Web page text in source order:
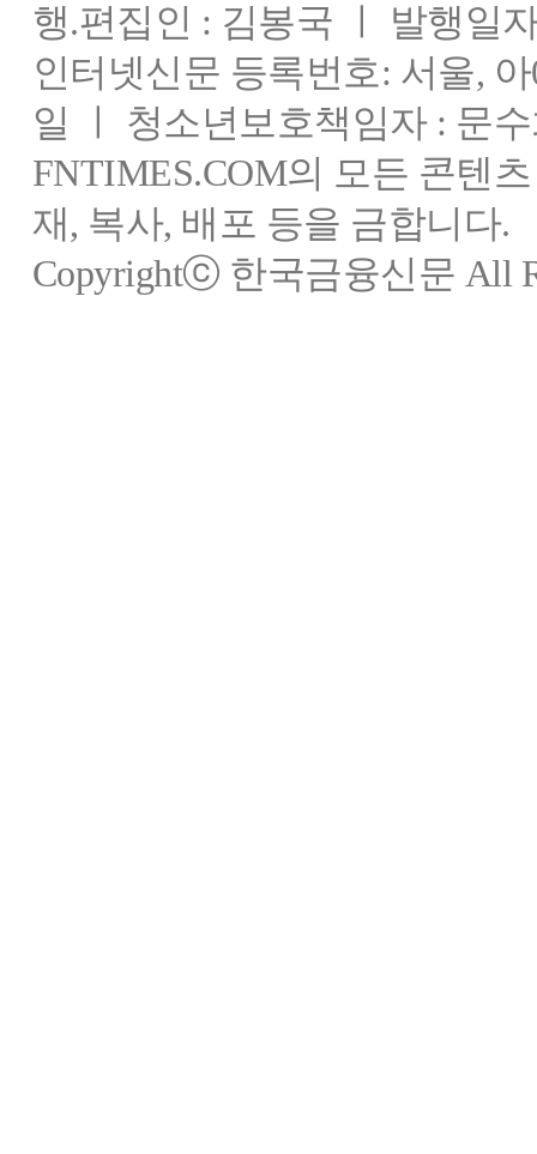
행.편집인 : 김봉국 ㅣ 발행일
인터넷신문 등록번호: 서울,
일 ㅣ 청소년보호책임자 : 문
FNTIMES.COM의 모든 콘텐
재, 복사, 배포 등을 금합니다.
Copyrightⓒ 한국금융신문 All